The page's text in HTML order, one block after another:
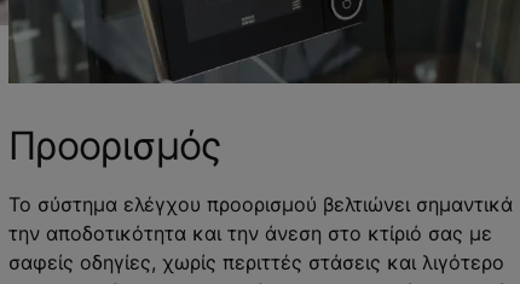
Προορισμός
Το σύστημα ελέγχου προορισμού βελτιώνει σημαντικά
την αποδοτικότητα και την άνεση στο κτίριό σας με
σαφείς οδηγίες, χωρίς περιττές στάσεις και λιγότερο